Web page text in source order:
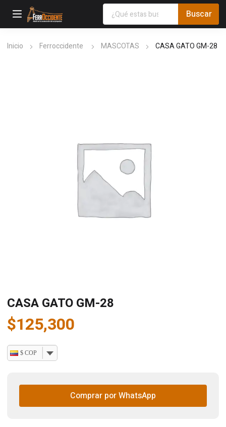
Inicio Ferroccidente MASCOTAS CASA GATO GM-28
CASA GATO GM-28
$125,300
$ COP
Comprar por WhatsApp